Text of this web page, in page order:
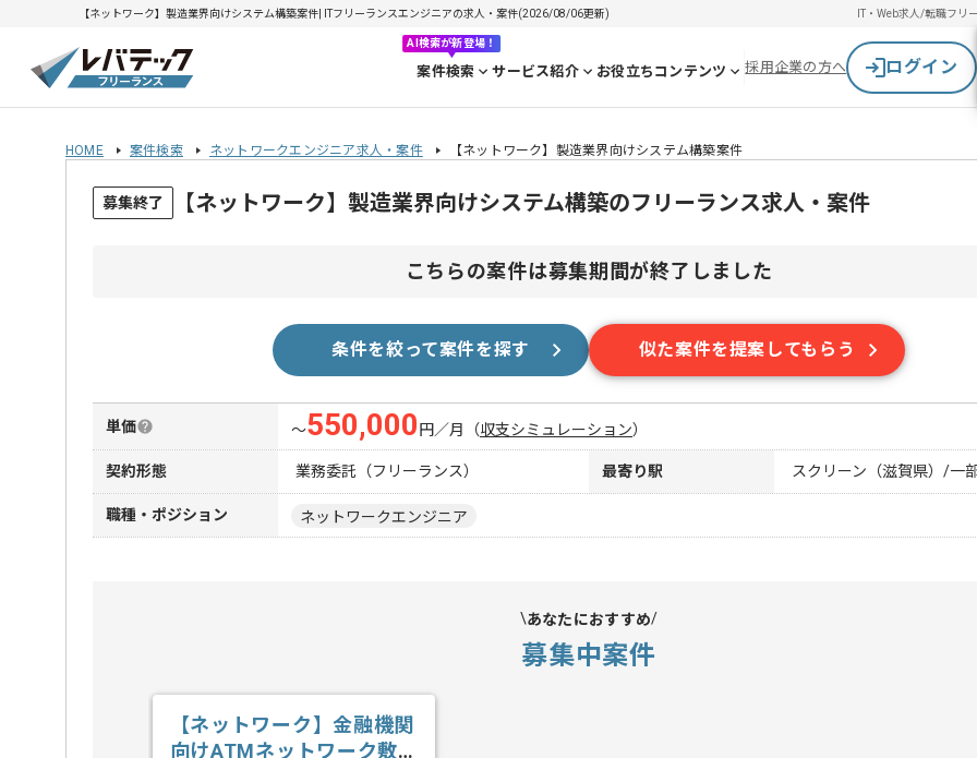
【ネットワーク】製造業界向けシステム構築案件| ITフリーランスエンジニアの求人・案件(2026/08/06更新) IT・Web求人/転職フリ
AI検索が新登場！
案件検索 サービス紹介 お役立ちコンテンツ 採用企業の方へ ログイン
HOME 案件検索 ネットワークエンジニア求人・案件 【ネットワーク】製造業界向けシステム構築案件
募集終了 【ネットワーク】製造業界向けシステム構築のフリーランス求人・案件
こちらの案件は募集期間が終了しました
条件を絞って案件を探す 似た案件を提案してもらう
単価 〜550,000 円／月 （収支シミュレーション）
契約形態 業務委託（フリーランス） 最寄り駅 スクリーン（滋賀県）/一
職種・ポジション ネットワークエンジニア
あなたにおすすめ
募集中案件
【ネットワーク】金融機関
向けATMネットワーク敷